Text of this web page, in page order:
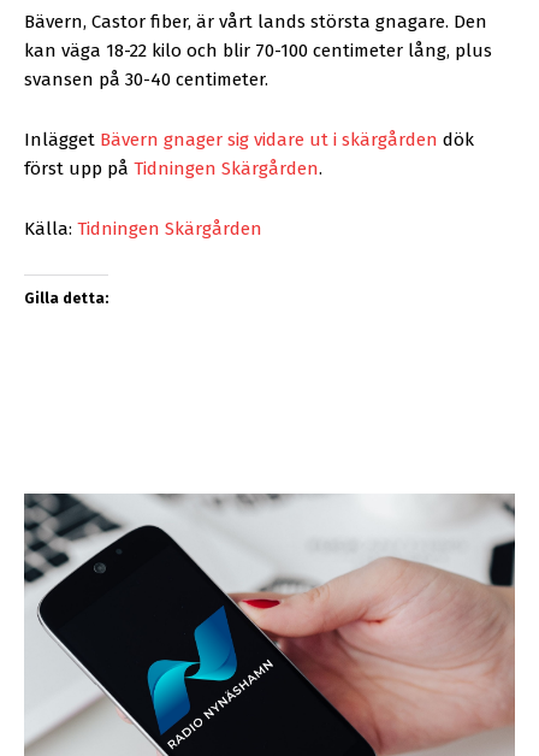
Bävern, Castor fiber, är vårt lands största gnagare. Den
kan väga 18-22 kilo och blir 70-100 centimeter lång, plus
svansen på 30-40 centimeter.
Inlägget Bävern gnager sig vidare ut i skärgården dök
först upp på Tidningen Skärgården.
Källa: Tidningen Skärgården
Gilla detta: